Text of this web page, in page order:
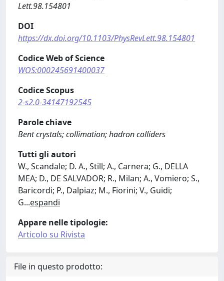
Lett.98.154801
DOI
https://dx.doi.org/10.1103/PhysRevLett.98.154801
Codice Web of Science
WOS:000245691400037
Codice Scopus
2-s2.0-34147192545
Parole chiave
Bent crystals; collimation; hadron colliders
Tutti gli autori
W., Scandale; D. A., Still; A., Carnera; G., DELLA
MEA; D., DE SALVADOR; R., Milan; A., Vomiero; S.,
Baricordi; P., Dalpiaz; M., Fiorini; V., Guidi;
G...espandi
Appare nelle tipologie:
Articolo su Rivista
File in questo prodotto: